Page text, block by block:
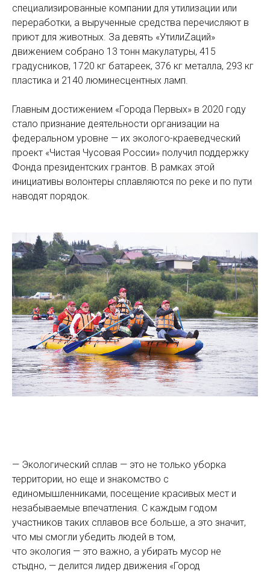
специализированные компании для утилизации или
переработки, а вырученные средства перечисляют в
приют для животных. За девять «УтилиZаций»
движением собрано 13 тонн макулатуры, 415
градусников, 1720 кг батареек, 376 кг металла, 293 кг
пластика и 2140 люминесцентных ламп.
Главным достижением «Города Первых» в 2020 году
стало признание деятельности организации на
федеральном уровне — их эколого-краеведческий
проект «Чистая Чусовая России» получил поддержку
Фонда президентских грантов. В рамках этой
инициативы волонтеры сплавляются по реке и по пути
наводят порядок.
— Экологический сплав — это не только уборка
территории, но еще и знакомство с
единомышленниками, посещение красивых мест и
незабываемые впечатления. С каждым годом
участников таких сплавов все больше, а это значит,
что мы смогли убедить людей в том,
что экология — это важно, а убирать мусор не
стыдно, — делится лидер движения «Город